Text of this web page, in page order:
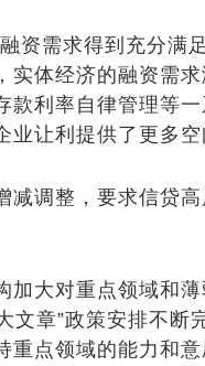
资需求得到充分满
实体经济的融资需求
款利率自律管理等一
让利提供了更多空
调整，要求信贷高
大对重点领域和薄
章”政策安排不断
重点领域的能力和